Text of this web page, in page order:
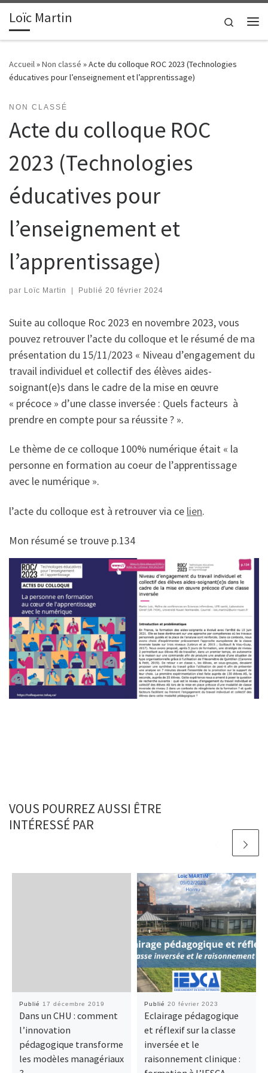
Passer au contenu
Loïc Martin
Search
Accueil»Non classé »Acte du colloque ROC 2023 (Technologies
éducatives pour l’enseignement et l’apprentissage)
NON CLASSÉ
Acte du colloque ROC
2023 (Technologies
éducatives pour
l’enseignement et
l’apprentissage)
par Loïc Martin | Publié 20 février 2024
Suite au colloque Roc 2023 en novembre 2023, vous
pouvez retrouver l’acte du colloque et le résumé de ma
présentation du 15/11/2023 « Niveau d’engagement du
travail individuel et collectif des élèves aides-
soignant(e)s dans le cadre de la mise en œuvre
« précoce » d’une classe inversée : Quels facteurs à
prendre en compte pour sa réussite ? ».
Le thème de ce colloque 100% numérique était « la
personne en formation au coeur de l’apprentissage
avec le numérique ».
l’acte du colloque est à retrouver via ce lien.
Mon résumé se trouve p.134
VOUS POURREZ AUSSI ÊTRE
INTÉRESSÉ PAR
Publié 17 décembre 2019
Dans un CHU : comment
l’innovation
pédagogique transforme
les modèles managériaux
Publié 20 février 2023
Eclairage pédagogique
et réflexif sur la classe
inversée et le
raisonnement clinique :